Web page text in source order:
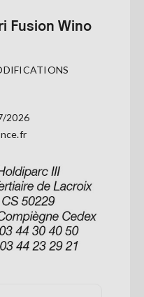
Fusion Wino
2026